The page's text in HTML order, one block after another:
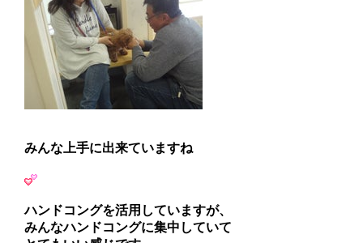
みんな上手に出来ていますね
ハンドコングを活用していますが、
みんなハンドコングに集中していて